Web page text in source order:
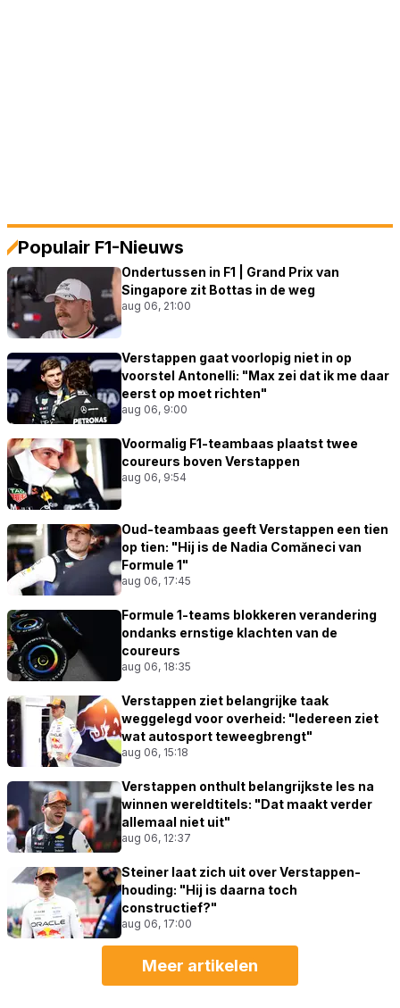
Populair F1-Nieuws
Ondertussen in F1 | Grand Prix van
Singapore zit Bottas in de weg
aug 06, 21:00
Verstappen gaat voorlopig niet in op
voorstel Antonelli: "Max zei dat ik me daar
eerst op moet richten"
aug 06, 9:00
Voormalig F1-teambaas plaatst twee
coureurs boven Verstappen
aug 06, 9:54
Oud-teambaas geeft Verstappen een tien
op tien: "Hij is de Nadia Comăneci van
Formule 1"
aug 06, 17:45
Formule 1-teams blokkeren verandering
ondanks ernstige klachten van de
coureurs
aug 06, 18:35
Verstappen ziet belangrijke taak
weggelegd voor overheid: "Iedereen ziet
wat autosport teweegbrengt"
aug 06, 15:18
Verstappen onthult belangrijkste les na
winnen wereldtitels: "Dat maakt verder
allemaal niet uit"
aug 06, 12:37
Steiner laat zich uit over Verstappen-
houding: "Hij is daarna toch
constructief?"
aug 06, 17:00
Meer artikelen